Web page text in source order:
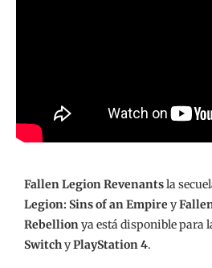
Fallen Legion Revenantsla
Legion: Sins of an Empire y
Rebellion ya está disponible para
SwitchyPlayStation 4.